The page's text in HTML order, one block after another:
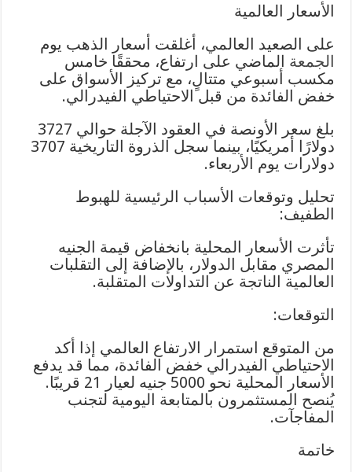
الأسعار العالمية
على الصعيد العالمي، أغلقت أسعار الذهب يوم
الجمعة الماضي على ارتفاع، محققًا خامس
مكسب أسبوعي متتالٍ، مع تركيز الأسواق على
خفض الفائدة من قبل الاحتياطي الفيدرالي.
بلغ سعر الأونصة في العقود الآجلة حوالي 3727
دولارًا أمريكيًا، بينما سجل الذروة التاريخية 3707
دولارات يوم الأربعاء.
تحليل وتوقعات الأسباب الرئيسية للهبوط
الطفيف:
تأثرت الأسعار المحلية بانخفاض قيمة الجنيه
المصري مقابل الدولار، بالإضافة إلى التقلبات
العالمية الناتجة عن التداولات المتقلبة.
التوقعات:
من المتوقع استمرار الارتفاع العالمي إذا أكد
الاحتياطي الفيدرالي خفض الفائدة، مما قد يدفع
الأسعار المحلية نحو 5000 جنيه لعيار 21 قريبًا.
يُنصح المستثمرون بالمتابعة اليومية لتجنب
المفاجآت.
خاتمة